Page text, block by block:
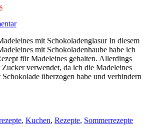
mit Schokoladenglasur In diesem
mit Schokoladenhaube habe ich
für Madeleines gehalten. Allerdings
verwendet, da ich die Madeleines
überzogen habe und verhindern
, Kuchen, Rezepte, Sommerrezepte